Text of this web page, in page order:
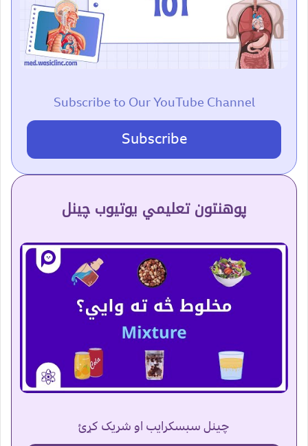
Subscribe to Our YouTube Channel
Subscribe
پوهنتون تعلیمي یوتیوب چینل
چینل سبسکرایب او شریک کړئ